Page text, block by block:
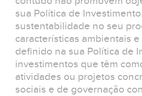
sua Política de
sustentabilidade no seu
características ambientais
definido na sua Política de
investimentos que têm
atividades ou projetos
sociais e de governação